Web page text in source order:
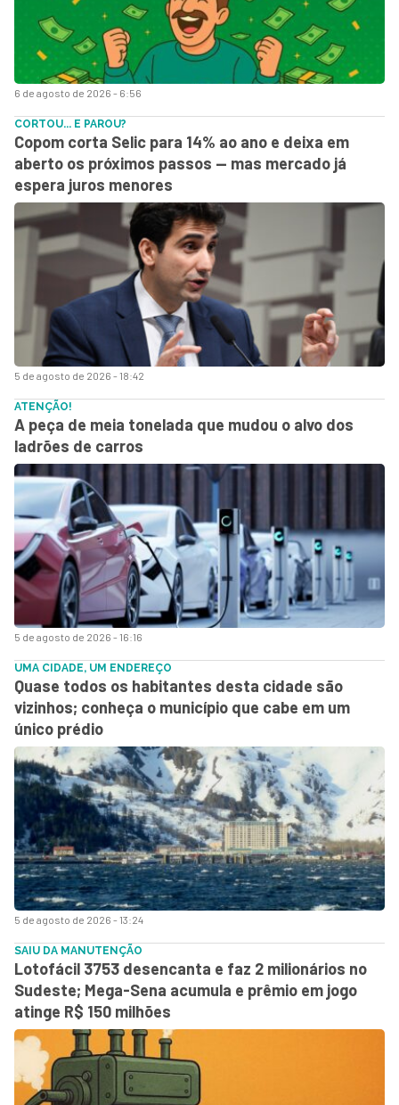
6 de agosto de 2026 - 6:56
5 de agosto de 2026 - 18:42
CORTOU... E PAROU?
Copom corta Selic para 14% ao ano e deixa em
aberto os próximos passos — mas mercado já
espera juros menores
5 de agosto de 2026 - 16:16
ATENÇÃO!
A peça de meia tonelada que mudou o alvo dos
ladrões de carros
5 de agosto de 2026 - 13:24
UMA CIDADE, UM ENDEREÇO
Quase todos os habitantes desta cidade são
vizinhos; conheça o município que cabe em um
único prédio
SAIU DA MANUTENÇÃO
Lotofácil 3753 desencanta e faz 2 milionários no
Sudeste; Mega-Sena acumula e prêmio em jogo
atinge R$ 150 milhões